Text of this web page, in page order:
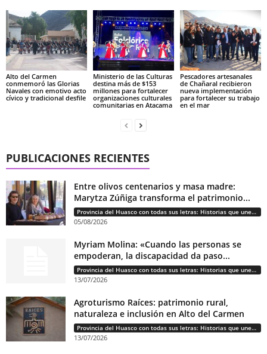
Alto del Carmen
conmemoró las Glorias
Navales con emotivo acto
cívico y tradicional desfile
Ministerio de las Culturas
destina más de $153
millones para fortalecer
organizaciones culturales
comunitarias en Atacama
Pescadores artesanales
de Chañaral recibieron
nueva implementación
para fortalecer su trabajo
en el mar
PUBLICACIONES RECIENTES
Entre olivos centenarios y masa madre:
Marytza Zúñiga transforma el patrimonio...
Provincia del Huasco con todas sus letras: Historias que unen cultura, diversidad e identidad
05/08/2026
Myriam Molina: «Cuando las personas se
empoderan, la discapacidad da paso...
Provincia del Huasco con todas sus letras: Historias que unen cultura, diversidad e identidad
13/07/2026
Agroturismo Raíces: patrimonio rural,
naturaleza e inclusión en Alto del Carmen
Provincia del Huasco con todas sus letras: Historias que unen cultura, diversidad e identidad
13/07/2026